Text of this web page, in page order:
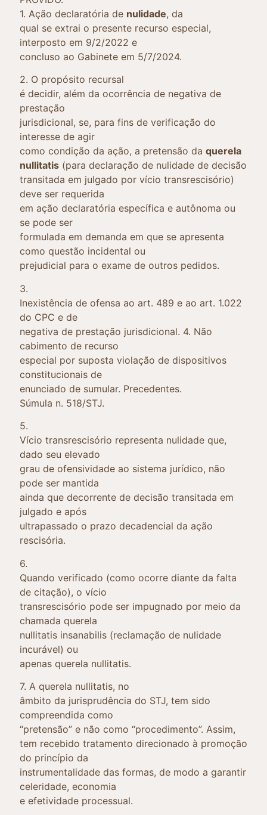
1. Ação declaratória de nulidade, da
qual se extrai o presente recurso especial,
interposto em 9/2/2022 e
concluso ao Gabinete em 5/7/2024.
2. O propósito recursal
é decidir, além da ocorrência de negativa de
prestação
jurisdicional, se, para fins de verificação do
interesse de agir
como condição da ação, a pretensão da querela
nullitatis (para declaração de nulidade de decisão
transitada em julgado por vício transrescisório)
deve ser requerida
em ação declaratória específica e autônoma ou
se pode ser
formulada em demanda em que se apresenta
como questão incidental ou
prejudicial para o exame de outros pedidos.
3.
Inexistência de ofensa ao art. 489 e ao art. 1.022
do CPC e de
negativa de prestação jurisdicional. 4. Não
cabimento de recurso
especial por suposta violação de dispositivos
constitucionais de
enunciado de sumular. Precedentes.
Súmula n. 518/STJ.
5.
Vício transrescisório representa nulidade que,
dado seu elevado
grau de ofensividade ao sistema jurídico, não
pode ser mantida
ainda que decorrente de decisão transitada em
julgado e após
ultrapassado o prazo decadencial da ação
rescisória.
6.
Quando verificado (como ocorre diante da falta
de citação), o vício
transrescisório pode ser impugnado por meio da
chamada querela
nullitatis insanabilis (reclamação de nulidade
incurável) ou
apenas querela nullitatis.
7. A querela nullitatis, no
âmbito da jurisprudência do STJ, tem sido
compreendida como
“pretensão” e não como “procedimento”. Assim,
tem recebido tratamento direcionado à promoção
do princípio da
instrumentalidade das formas, de modo a garantir
celeridade, economia
e efetividade processual.